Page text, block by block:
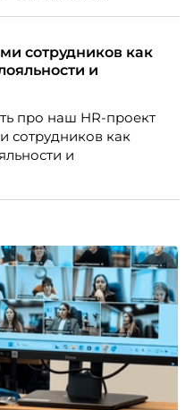
сокращения
а для внешнего
о возможных
который
работодателя.
сотрудников как
и
про наш HR-проект
сотрудников как
и